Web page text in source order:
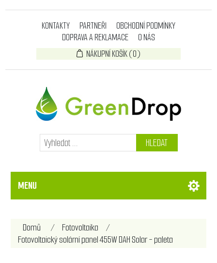
KONTAKTY PARTNEŘI
OBCHODNÍ PODMÍNKY
DOPRAVA A REKLAMACE
O NÁS
NÁKUPNÍ KOŠÍK(0)
HLEDAT
MENU
Domů / Fotovoltaika
/
Fotovoltaický solární panel 455W DAH Solar - paleta
Název atributu